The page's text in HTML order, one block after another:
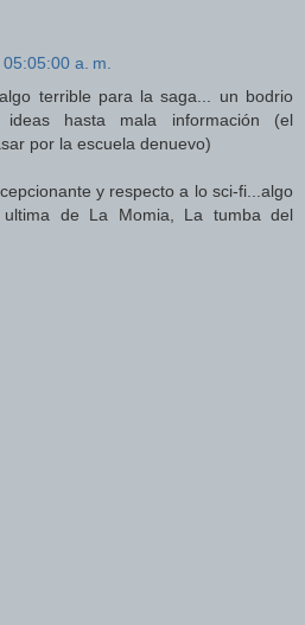
a. m.
terrible para la saga... un bodrio
hasta mala información (el
por la escuela denuevo)
y respecto a lo sci-fi...algo
de La Momia, La tumba del